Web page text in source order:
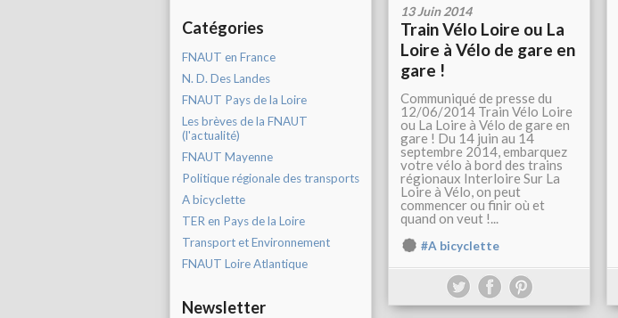
Catégories
FNAUT en France
N. D. Des Landes
FNAUT Pays de la Loire
Les brèves de la FNAUT
(l'actualité)
FNAUT Mayenne
Politique régionale des transports
A bicyclette
TER en Pays de la Loire
Transport et Environnement
FNAUT Loire Atlantique
Newsletter
13 Juin 2014
Train Vélo Loire ou La
Loire à Vélo de gare en
gare !
Communiqué de presse du
12/06/2014 Train Vélo Loire
ou La Loire à Vélo de gare en
gare ! Du 14 juin au 14
septembre 2014, embarquez
votre vélo à bord des trains
régionaux Interloire Sur La
Loire à Vélo, on peut
commencer ou finir où et
quand on veut !...
#A bicyclette